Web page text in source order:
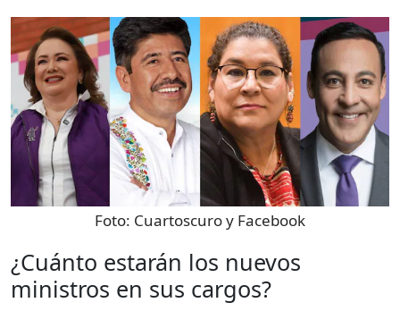
Foto: Cuartoscuro y Facebook
¿Cuánto estarán los nuevos
ministros en sus cargos?